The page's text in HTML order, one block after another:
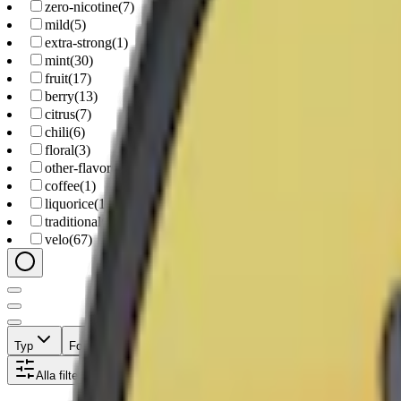
zero-nicotine(7)
mild(5)
extra-strong(1)
mint(30)
fruit(17)
berry(13)
citrus(7)
chili(6)
floral(3)
other-flavor (2
coffee(1)
liquorice(1 )
traditional
velo(67)
Typ Format
Alla filter